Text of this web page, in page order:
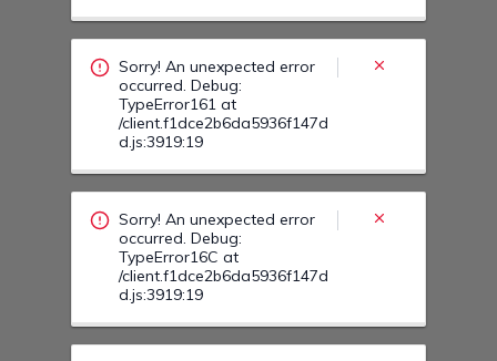
Sorry! An unexpected error
occurred. Debug:
TypeError161 at
/client.f1dce2b6da5936f147d
d.js:3919:19
Sorry! An unexpected error
occurred. Debug:
TypeError16C at
/client.f1dce2b6da5936f147d
d.js:3919:19